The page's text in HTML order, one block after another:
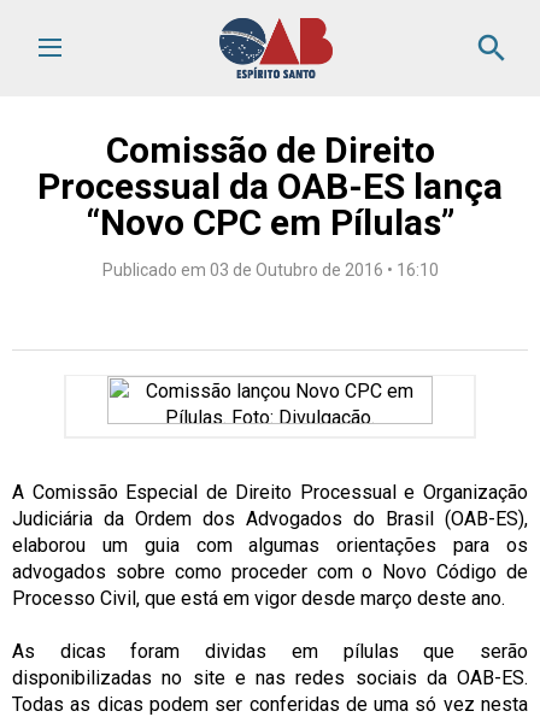
search
Comissão de Direito
Processual da OAB-ES lança
“Novo CPC em Pílulas”
Publicado em 03 de Outubro de 2016 • 16:10
A Comissão Especial de Direito Processual e Organização
Judiciária da Ordem dos Advogados do Brasil (OAB-ES),
elaborou um guia com algumas orientações para os
advogados sobre como proceder com o Novo Código de
Processo Civil, que está em vigor desde março deste ano.
As dicas foram dividas em pílulas que serão
disponibilizadas no site e nas redes sociais da OAB-ES.
Todas as dicas podem ser conferidas de uma só vez nesta